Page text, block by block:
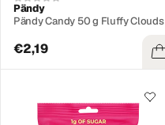
Pändy
Pändy Candy 50 g Fluffy Clouds
€2,19